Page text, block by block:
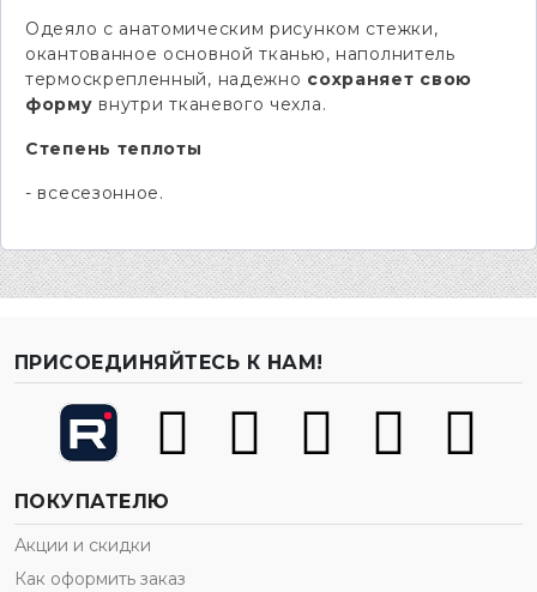
Одеяло с анатомическим рисунком стежки,
окантованное основной тканью, наполнитель
термоскрепленный, надежно сохраняет свою
форму внутри тканевого чехла.
Степень теплоты
- всесезонное.
ПРИСОЕДИНЯЙТЕСЬ К НАМ!
ПОКУПАТЕЛЮ
Акции и скидки
Как оформить заказ